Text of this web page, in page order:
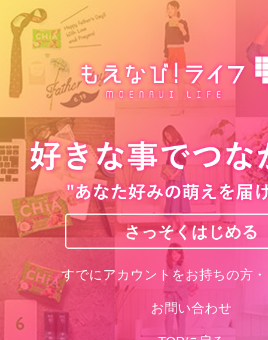
さっそくはじめる
すでにアカウントをお持ちの方
お問い合わせ